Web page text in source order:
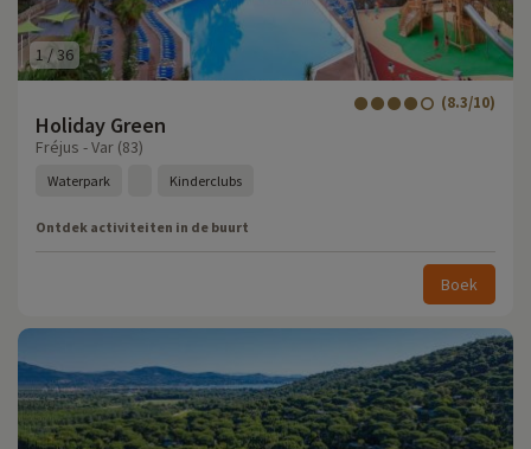
1 /36
Holiday Green
(8.3/10)
Fréjus - Var (83)
Waterpark Kinderclubs
Ontdek activiteiten in de buurt
Boek